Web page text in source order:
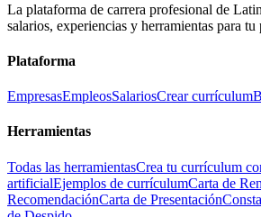
La plataforma de carrera profesional de
salarios, experiencias y herramientas para
Plataforma
EmpresasEmpleosSalariosCrear currículum
Herramientas
Todas las herramientasCrea tu currículum
artificialEjemplos de currículumCarta de
RecomendaciónCarta de Presentación